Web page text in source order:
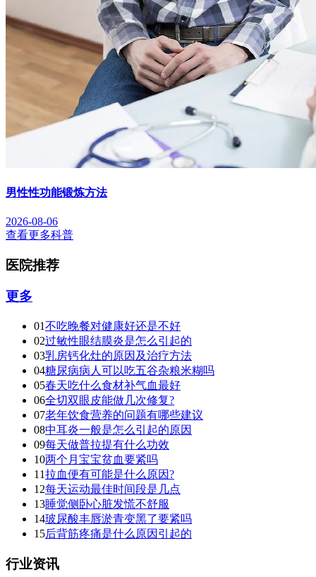
男性性功能锻炼方法
2026-08-06
查看更多科普
医院推荐
更多
01不吃晚餐对健康好还是不好
02过敏性眼结膜炎是怎么引起的
03乳房钙化灶的原因及治疗方法
04糖尿病病人可以吃五谷杂粮米糊吗
05春天吃什么食材补气血最好
06全切双眼皮能做几次修复?
07老年饮食营养的问题有哪些建议
08中耳炎一般是怎么引起的原因
09每天做普拉提有什么功效
10两个月宝宝贫血要紧吗
11拉血便有可能是什么原因?
12每天运动最佳时间段是几点
13睡觉侧卧心脏发慌不舒服
14玻尿酸丰唇淤青变黑了要紧吗
15后背筋疼痛是什么原因引起的
行业资讯